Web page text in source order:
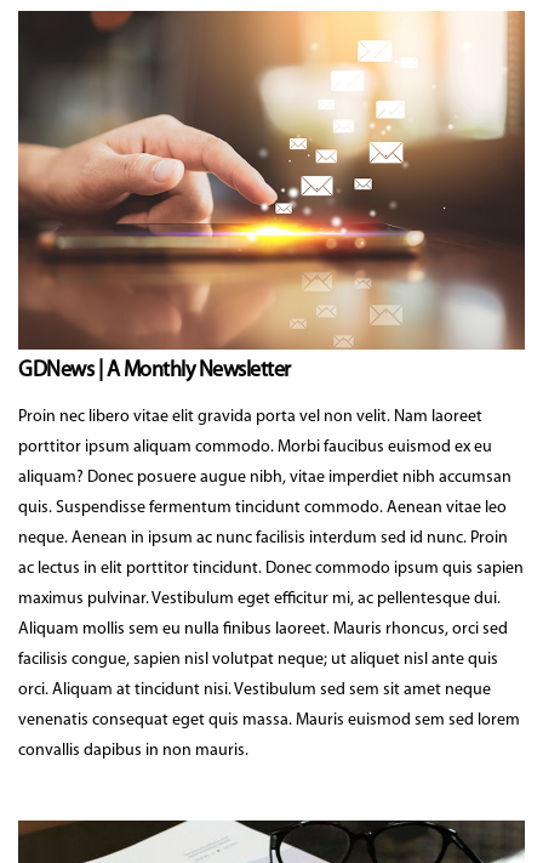
GDNews | A Monthly Newsletter
Proin nec libero vitae elit gravida porta vel non velit. Nam laoreet
porttitor ipsum aliquam commodo. Morbi faucibus euismod ex eu
aliquam? Donec posuere augue nibh, vitae imperdiet nibh accumsan
quis. Suspendisse fermentum tincidunt commodo. Aenean vitae leo
neque. Aenean in ipsum ac nunc facilisis interdum sed id nunc. Proin
ac lectus in elit porttitor tincidunt. Donec commodo ipsum quis sapien
maximus pulvinar. Vestibulum eget efficitur mi, ac pellentesque dui.
Aliquam mollis sem eu nulla finibus laoreet. Mauris rhoncus, orci sed
facilisis congue, sapien nisl volutpat neque; ut aliquet nisl ante quis
orci. Aliquam at tincidunt nisi. Vestibulum sed sem sit amet neque
venenatis consequat eget quis massa. Mauris euismod sem sed lorem
convallis dapibus in non mauris.